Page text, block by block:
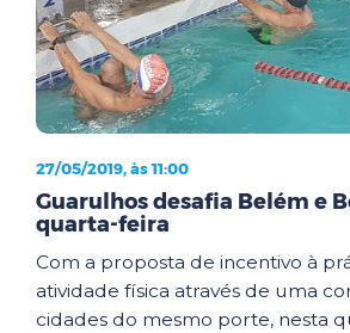
27/05/2019, às 11:00
Guarulhos desafia Belém e
quarta-feira
Com a proposta de incentivo à
atividade física através de uma
cidades do mesmo porte, nesta